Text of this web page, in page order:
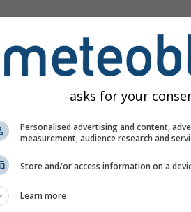
La Tour-de-Peilz oferă toate
asks for your
Personalised advertising and content,
measurement, audience research and
Store and/or access information on a
Learn more